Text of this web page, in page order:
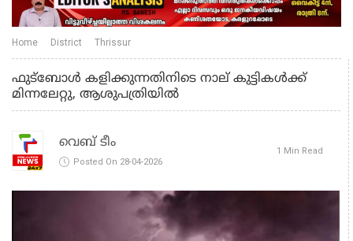
Home District Thrissur
ഫുട്ബോൾ കളിക്കുന്നതിനിടെ നാല് കുട്ടികൾക്ക്
മിന്നലേറ്റു, ആശുപത്രിയിൽ
വെബ് ടീം
Posted On 28-04-2026
1 Min Read